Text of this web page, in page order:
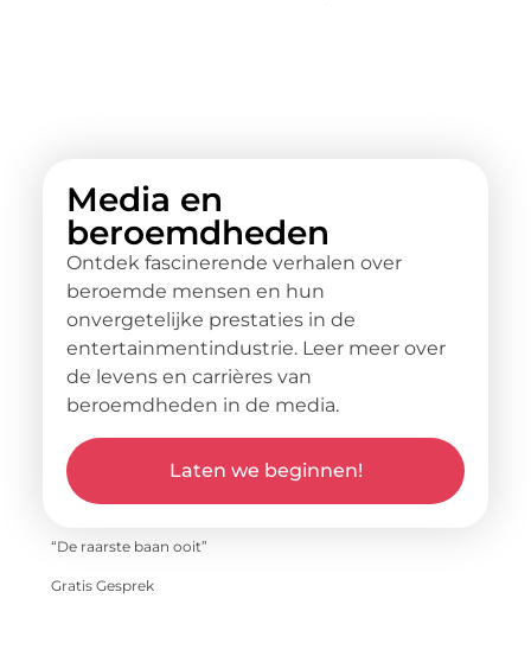
Media en
beroemdheden
Ontdek fascinerende verhalen over
beroemde mensen en hun
onvergetelijke prestaties in de
entertainmentindustrie. Leer meer over
de levens en carrières van
beroemdheden in de media.
Laten we beginnen!
“De raarste baan ooit”
Gratis Gesprek